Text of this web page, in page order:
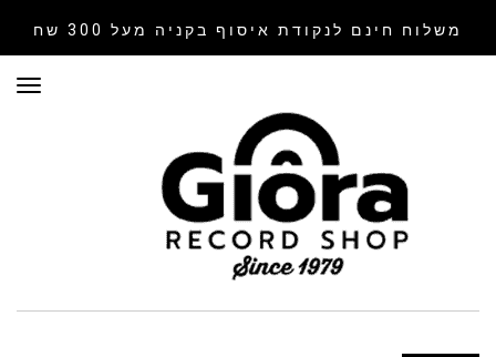
משלוח חינם לנקודת איסוף בקניה מעל 300 שח